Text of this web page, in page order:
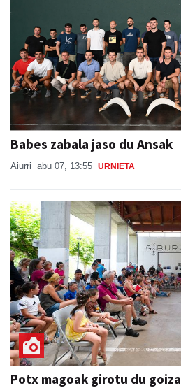
Babes zabala jaso du Ansak
Aiurri abu 07, 13:55 URNIETA
Potx magoak girotu du goiza